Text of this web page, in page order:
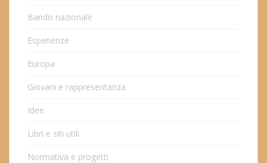
Bando nazionale
Esperienze
Europa
Giovani e rappresentanza
Idee
Libri e siti utili
Normativa e progetti